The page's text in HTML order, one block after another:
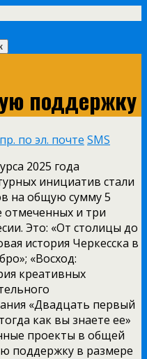
поддержку
по эл. почте SMS
2025 года
инициатив стали
на общую сумму 5
отмеченных и три
Это: «От столицы до
история Черкесска в
«Восход:
креативных
«Двадцать первый
как вы знаете ее»
проекты в общей
поддержку в размере